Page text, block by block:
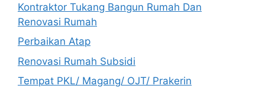
Kontraktor Tukang Bangun Rumah Dan
Renovasi Rumah
Perbaikan Atap
Renovasi Rumah Subsidi
Tempat PKL/ Magang/ OJT/ Prakerin